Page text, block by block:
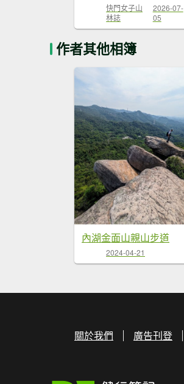
快門女子山
林誌
2026-07-
05
作者其他相簿
內湖金面山親山步道
2024-04-21
關於我們 廣告刊登